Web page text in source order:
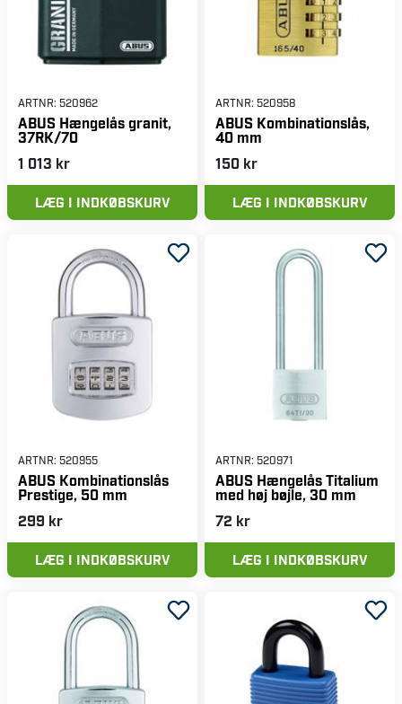
ARTNR: 520962
ABUS Hængelås granit,
37RK/70
1 013 kr
LÆG I INDKØBSKURV
ARTNR: 520958
ABUS Kombinationslås,
40 mm
150 kr
LÆG I INDKØBSKURV
ARTNR: 520955
ABUS Kombinationslås
Prestige, 50 mm
299 kr
LÆG I INDKØBSKURV
ARTNR: 520971
ABUS Hængelås Titalium
med høj bøjle, 30 mm
72 kr
LÆG I INDKØBSKURV